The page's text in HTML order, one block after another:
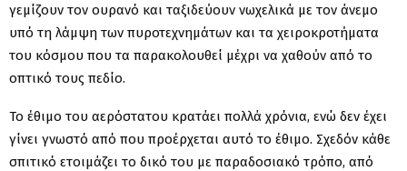
γεμίζουν τον ουρανό και ταξιδεύουν νωχελικά με τον άνεμο
υπό τη λάμψη των πυροτεχνημάτων και τα χειροκροτήματα
του κόσμου που τα παρακολουθεί μέχρι να χαθούν από το
οπτικό τους πεδίο.
Το έθιμο του αερόστατου κρατάει πολλά χρόνια, ενώ δεν έχει
γίνει γνωστό από που προέρχεται αυτό το έθιμο. Σχεδόν κάθε
σπιτικό ετοιμάζει το δικό του με παραδοσιακό τρόπο, από